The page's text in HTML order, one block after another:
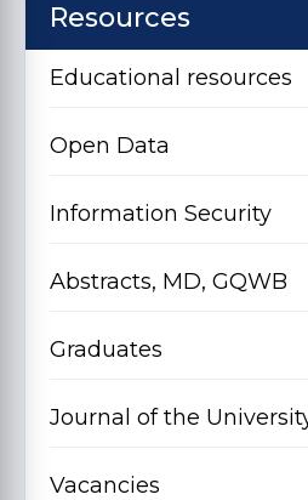
Resources
Educational resources
Open Data
Information Security
Abstracts, MD, GQWB
Graduates
Journal of the
Vacancies